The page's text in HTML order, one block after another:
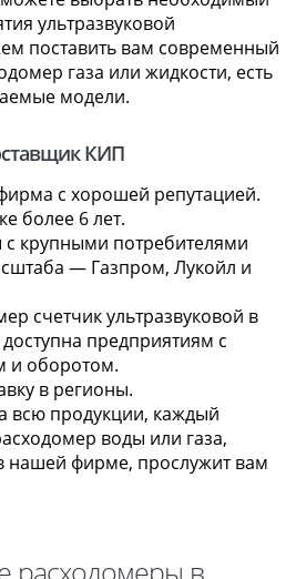
ультразвуковой
поставить вам современный
газа или жидкости, есть
модели.
КИП
с хорошей репутацией.
более 6 лет.
с крупными потребителями
— Газпром, Лукойл и
счетчик ультразвуковой в
предприятиям с
оборотом.
в регионы.
всю продукции, каждый
воды или газа,
нашей фирме, прослужит вам
расходомеры в